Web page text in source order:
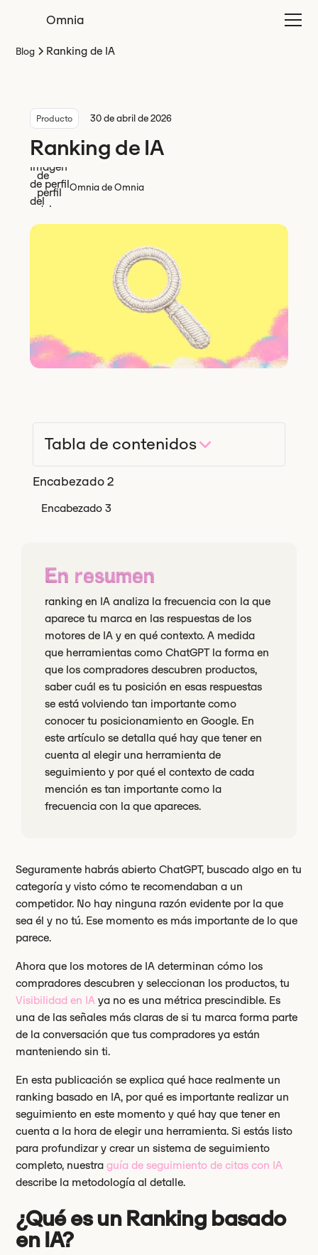
Omnia
Blog Ranking de IA
Producto 30 de abril de 2026
Ranking de IA
Omnia de Omnia
Tabla de contenidos
Encabezado 2
Encabezado 3
En resumen
ranking en IA analiza la frecuencia con la que
aparece tu marca en las respuestas de los
motores de IA y en qué contexto. A medida
que herramientas como ChatGPT la forma en
que los compradores descubren productos,
saber cuál es tu posición en esas respuestas
se está volviendo tan importante como
conocer tu posicionamiento en Google. En
este artículo se detalla qué hay que tener en
cuenta al elegir una herramienta de
seguimiento y por qué el contexto de cada
mención es tan importante como la
frecuencia con la que apareces.
Seguramente habrás abierto ChatGPT, buscado algo en tu
categoría y visto cómo te recomendaban a un
competidor. No hay ninguna razón evidente por la que
sea él y no tú. Ese momento es más importante de lo que
parece.
Ahora que los motores de IA determinan cómo los
compradores descubren y seleccionan los productos, tu
Visibilidad en IA ya no es una métrica prescindible. Es
una de las señales más claras de si tu marca forma parte
de la conversación que tus compradores ya están
manteniendo sin ti.
En esta publicación se explica qué hace realmente un
ranking basado en IA, por qué es importante realizar un
seguimiento en este momento y qué hay que tener en
cuenta a la hora de elegir una herramienta. Si estás listo
para profundizar y crear un sistema de seguimiento
completo, nuestraguía de seguimiento de citas con IA
describe la metodología al detalle.
¿Qué es un Ranking basado
en IA?